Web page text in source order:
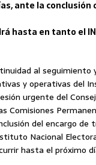
ante la conclusión
hasta en tanto el
al seguimiento
y operativas del
urgente del
Comisiones
del encargo de
Nacional
hasta el próximo